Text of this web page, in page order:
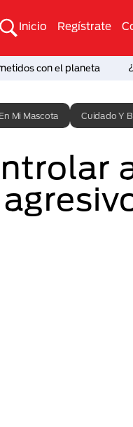
Inicio Regístrate
con el planeta
Mi Mascota Cuidado Y